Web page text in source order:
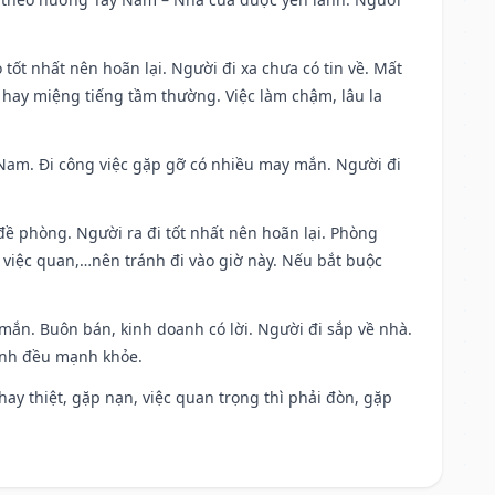
nhất nên hoãn lại. Người đi xa chưa có tin về. Mất
miệng tiếng tầm thường. Việc làm chậm, lâu la
Đi công việc gặp gỡ có nhiều may mắn. Người đi
phòng. Người ra đi tốt nhất nên hoãn lại. Phòng
quan,…nên tránh đi vào giờ này. Nếu bắt buộc
Buôn bán, kinh doanh có lời. Người đi sắp về nhà.
đều mạnh khỏe.
thiệt, gặp nạn, việc quan trọng thì phải đòn, gặp